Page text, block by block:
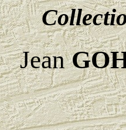
Jean